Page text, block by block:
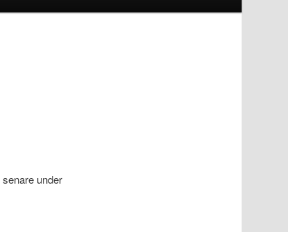
under